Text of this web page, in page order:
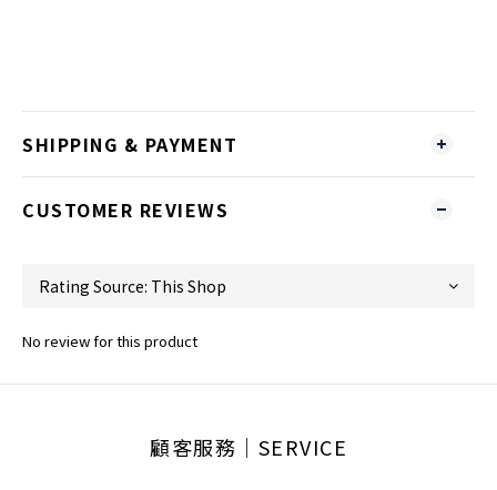
SHIPPING & PAYMENT
CUSTOMER REVIEWS
No review for this product
顧客服務│SERVICE